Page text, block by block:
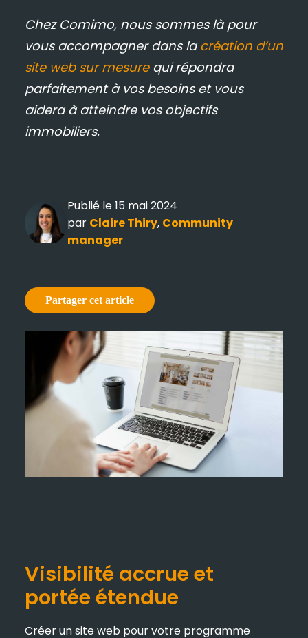
contact@comimo.fr
tel.06 34 12 22 30
3 impasse de la Côte, 57160 Lessy
Chez Comimo, nous sommes là pour
vous accompagner dans lacréation d’un
site web sur mesure qui répondra
parfaitement à vos besoins et vous
aidera à atteindre vos objectifs
immobiliers.
Publié le 15 mai 2024
par Claire Thiry, Community
manager
Partager cet article
Visibilité accrue et
portée étendue
Créer un site web pour votre programme